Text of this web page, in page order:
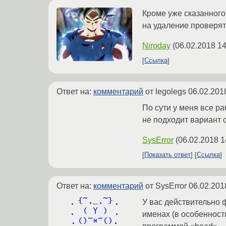
Кроме уже
на удаление
Niroday (06.02.2018
Ссылка
Ответ на: комментарий от legolegs
По сути у меня все
не подходит вариант
SysError (06.02.2018
Показать ответ Ссылка
Ответ на: комментарий от SysError
У вас
именах (в